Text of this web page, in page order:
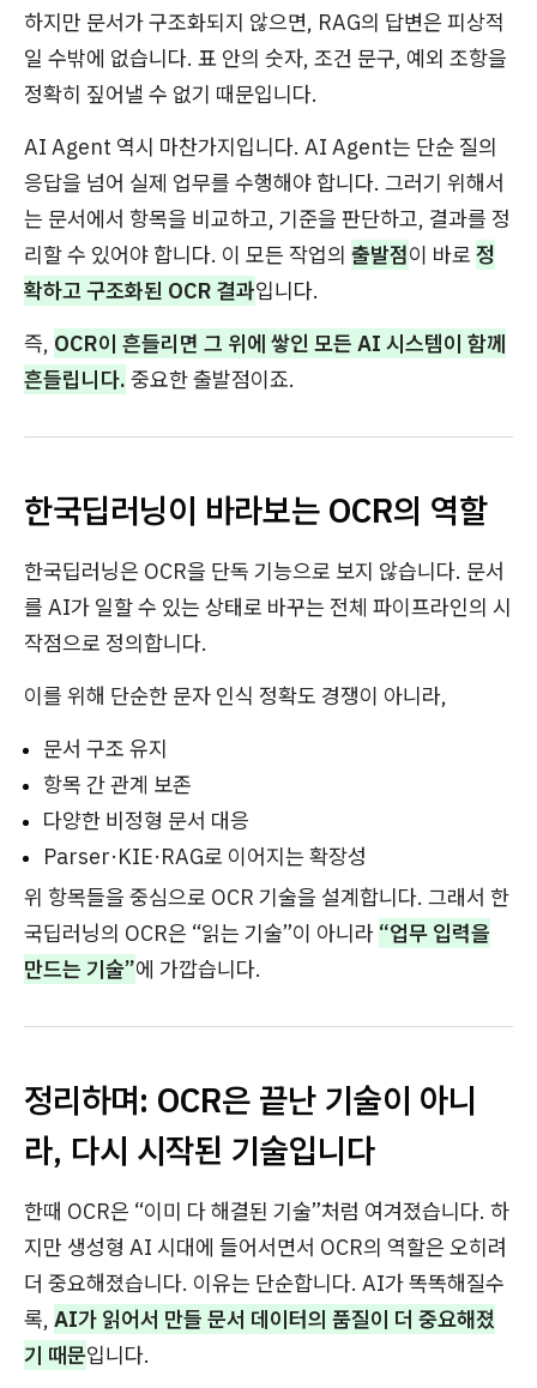
하지만 문서가 구조화되지 않으면, RAG의 답변은 피상적
일 수밖에 없습니다. 표 안의 숫자, 조건 문구, 예외 조항을
정확히 짚어낼 수 없기 때문입니다.
AI Agent 역시 마찬가지입니다. AI Agent는 단순 질의
응답을 넘어 실제 업무를 수행해야 합니다. 그러기 위해서
는 문서에서 항목을 비교하고, 기준을 판단하고, 결과를 정
리할 수 있어야 합니다. 이 모든 작업의 출발점이 바로 정
확하고 구조화된 OCR 결과입니다.
즉, OCR이 흔들리면 그 위에 쌓인 모든 AI 시스템이 함께
흔들립니다. 중요한 출발점이죠.
한국딥러닝이 바라보는 OCR의 역할
한국딥러닝은 OCR을 단독 기능으로 보지 않습니다. 문서
를 AI가 일할 수 있는 상태로 바꾸는 전체 파이프라인의 시
작점으로 정의합니다.
이를 위해 단순한 문자 인식 정확도 경쟁이 아니라,
문서 구조 유지
항목 간 관계 보존
다양한 비정형 문서 대응
Parser·KIE·RAG로 이어지는 확장성
위 항목들을 중심으로 OCR 기술을 설계합니다. 그래서 한
국딥러닝의 OCR은 “읽는 기술”이 아니라 “업무 입력을
만드는 기술”에 가깝습니다.
정리하며: OCR은 끝난 기술이 아니
라, 다시 시작된 기술입니다
한때 OCR은 “이미 다 해결된 기술”처럼 여겨졌습니다. 하
지만 생성형 AI 시대에 들어서면서 OCR의 역할은 오히려
더 중요해졌습니다. 이유는 단순합니다. AI가 똑똑해질수
록, AI가 읽어서 만들 문서 데이터의 품질이 더 중요해졌
기 때문입니다.